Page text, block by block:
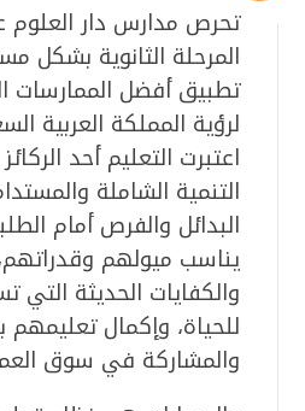
تحرص مدارس دار
المرحلة الثانوية بشكل
تطبيق أفضل الممارسات
اعتبرت التعليم أحد
التنمية الشاملة
البدائل والفرص أمام
يناسب ميولهم
والكفايات الحديثة
للحياة، وإكمال تعليمهم
والمشاركة في سوق